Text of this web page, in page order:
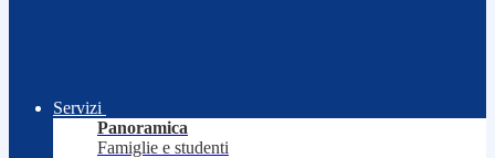
Servizi
Panoramica
Famiglie e studenti